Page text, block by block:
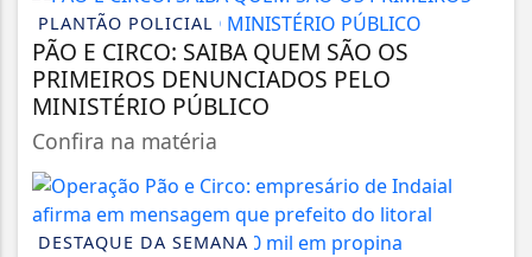
PLANTÃO POLICIAL
PÃO E CIRCO: SAIBA QUEM SÃO OS
PRIMEIROS DENUNCIADOS PELO
MINISTÉRIO PÚBLICO
Confira na matéria
DESTAQUE DA SEMANA